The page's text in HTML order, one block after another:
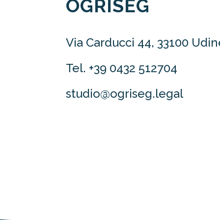
OGRISEG
Via Carducci 44, 33100
Tel. +39 0432 512704
studio@ogriseg.legal